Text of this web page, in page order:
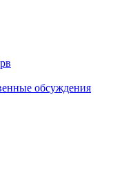
обсуждения